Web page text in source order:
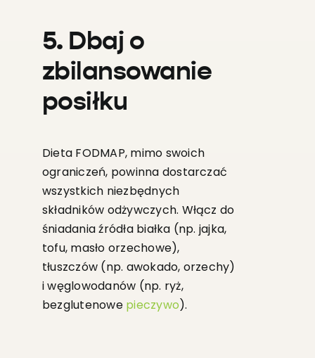
5. Dbaj o
zbilansowanie
posiłku
Dieta FODMAP, mimo swoich
ograniczeń, powinna dostarczać
wszystkich niezbędnych
składników odżywczych. Włącz do
śniadania źródła białka (np. jajka,
tofu, masło orzechowe),
tłuszczów (np. awokado, orzechy)
i węglowodanów (np. ryż,
bezglutenowe pieczywo).